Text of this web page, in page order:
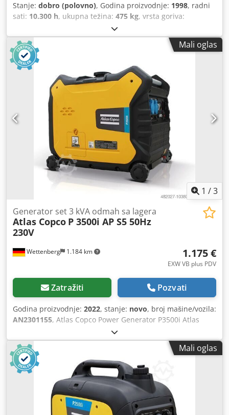
Stanje: dobro (polovno), Godina proizvodnje: 1998, radni
sati: 10.300 h, ukupna težina: 475 kg, vrsta goriva:
, protok zapremine:186 m³/h
bar, pritisak (maks.):10 bar, Kompresor 22 kW 3.1 m3/min
ATLAS COPCO GA22 kompresor za šrafove Dedpfx Adstxpd
Is Sjkr Neprekidno servisiran i servisiran šraf kompresor od
22kw za prodaju. Proizvođač: Atlas Copco GA22 SP Časovi:
10350 Godina izmaka: 1999 Kapacitet: 3,1 m3/minut,
Pritisak: 10 bar Snaga 22 kW Brzina glavnog motora: 3000
rpm Neto težina: 405 kg Dimenzije: mm (LxWxH) Nivo buke:
66 dB Servisna knjižica, dijagram kola.
Mali oglas
1 /3
Wettenberg 1.184 km
Generator set 3 kVA odmah sa lagera
Atlas Copco P 3500i AP S5 50Hz
230V
1.175 €
EXW VB plus PDV
Zatražiti Pozvati
Godina proizvodnje: 2022, stanje: novo, broj mašine/vozila:
AN2301155, Atlas Copco Power Generator P3500i Atlas
Copco P3500i iP mobilni generator je lagan, efikasan i
pouzdan izvor mobilnog napajanja. Zahvaljujući visokoj
efikasnosti goriva i kompaktnim dimenzijama, generator se
može koristiti na različite načine za svakodnevnu
upotrebu, za česte individualne poslove, obično za alate za
napajanje kao inverter generator ili kao generator za hitne
slučajeve. Zbog dobre zvučne izolacije, generator za hitne
slučajeve je veoma tih i jedva glasniji od električnog
Mali oglas